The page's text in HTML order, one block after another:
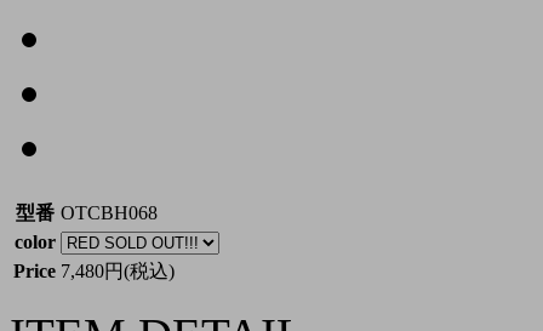
型番 OTCBH068
color
Price 7,480円(税込)